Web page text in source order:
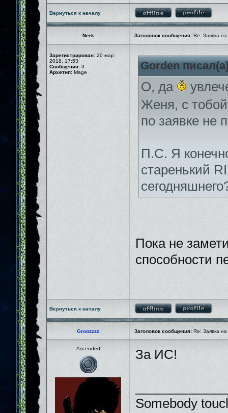
Вернуться к началу
Nerk Заголовок сообщения: Re: Заявка
Зарегистрирован: 20 мар
2018, 17:53
Сообщения: 3
Архетип: Mage
Gorden
О, да
Женя, с
по заявке не
П.С. Я
старенький
Пока не
способности
Вернуться к началу
Groozzzz Заголовок сообщения: Re: Заявка
Ascended За ИС!
Somebody